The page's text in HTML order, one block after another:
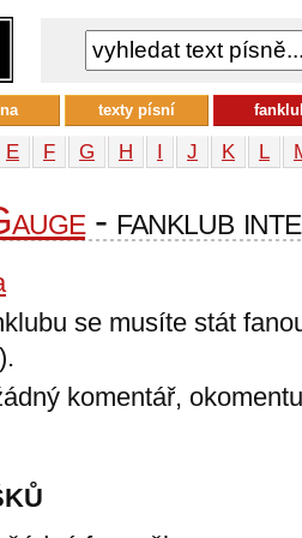
E F G H I J K L
- fanklub
se musíte stát
komentář,
texty písní